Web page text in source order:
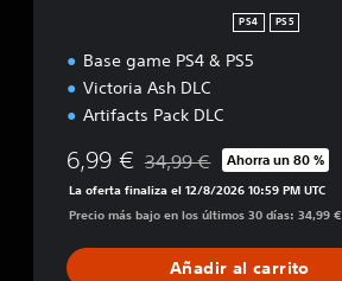
PS4 PS5
Base game PS4 & PS5
Victoria Ash DLC
Artifacts Pack DLC
6,99 € Rebajado del precio
34,99 € Ahorra un 80 %
La oferta finaliza el 12/8/2026 10:59 PM UTC
Precio más bajo en los últimos 30 días: 34,99 €
Añadir al carrito